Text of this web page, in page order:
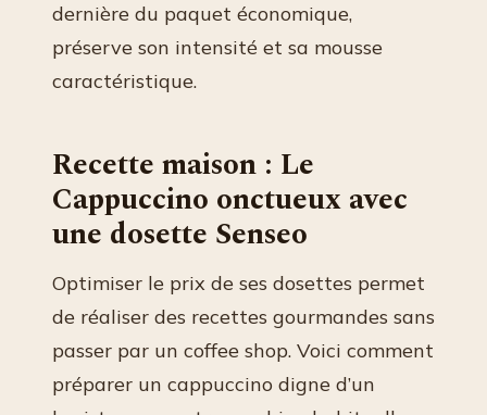
dernière du paquet économique,
préserve son intensité et sa mousse
caractéristique.
Recette maison : Le
Cappuccino onctueux avec
une dosette Senseo
Optimiser le prix de ses dosettes permet
de réaliser des recettes gourmandes sans
passer par un coffee shop. Voici comment
préparer un cappuccino digne d’un